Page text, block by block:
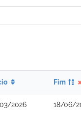
Fim
2026 18/06/